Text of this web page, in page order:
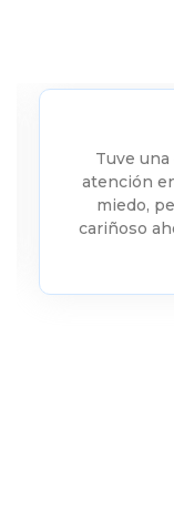
Tuve
atención
miedo,
cariñoso